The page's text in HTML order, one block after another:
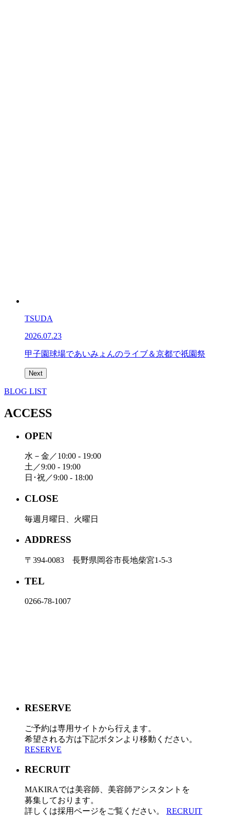
TSUDA
2026.07.23
甲子園球場であいみょんのライブ＆京都で祇園祭
Next
BLOG LIST
ACCESS
OPEN
水－金／10:00 - 19:00
土／9:00 - 19:00
日･祝／9:00 - 18:00
CLOSE
毎週月曜日、火曜日
ADDRESS
〒394-0083 長野県岡谷市長地柴宮1-5-3
TEL
0266-78-1007
RESERVE
ご予約は専用サイトから行えます。
希望される方は下記ボタンより移動ください。
RESERVE
RECRUIT
MAKIRAでは美容師、美容師アシスタントを
募集しております。
詳しくは採用ページをご覧ください。 RECRUIT